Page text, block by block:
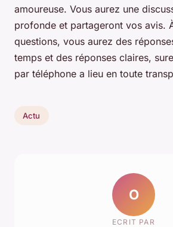
amoureuse. Vous aurez une
profonde et partageront vos avis.
questions, vous aurez des
temps et des réponses claires,
par téléphone a lieu en toute
Actu
O
ECRIT PAR